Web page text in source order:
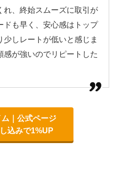
れ、終始スムーズに取引が
ドも早く、安心感はトップ
少しレートが低いと感じま
感が強いのでリピートした
｜公式ページ
込みで1%UP